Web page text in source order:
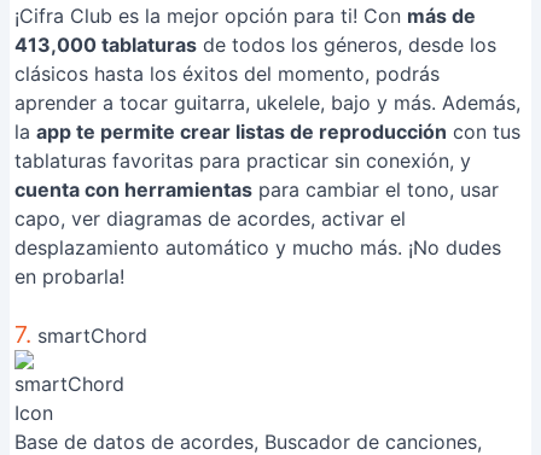
¡Cifra Club es la mejor opción para ti! Con más de
413,000 tablaturas de todos los géneros, desde los
clásicos hasta los éxitos del momento, podrás
aprender a tocar guitarra, ukelele, bajo y más. Además,
la app te permite crear listas de reproducción con tus
tablaturas favoritas para practicar sin conexión, y
cuenta con herramientas para cambiar el tono, usar
capo, ver diagramas de acordes, activar el
desplazamiento automático y mucho más. ¡No dudes
en probarla!
7. smartChord
Base de datos de acordes, Buscador de canciones,